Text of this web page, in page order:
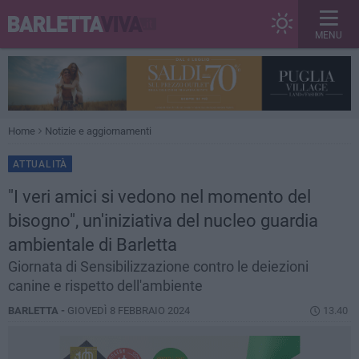
MENU
Home Notizie e aggiornamenti
ATTUALITÀ
"I veri amici si vedono nel momento del
bisogno", un'iniziativa del nucleo guardia
ambientale di Barletta
Giornata di Sensibilizzazione contro le deiezioni
canine e rispetto dell'ambiente
BARLETTA - GIOVEDÌ 8 FEBBRAIO 2024 13.40